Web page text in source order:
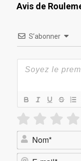
Avis de
S’abonner